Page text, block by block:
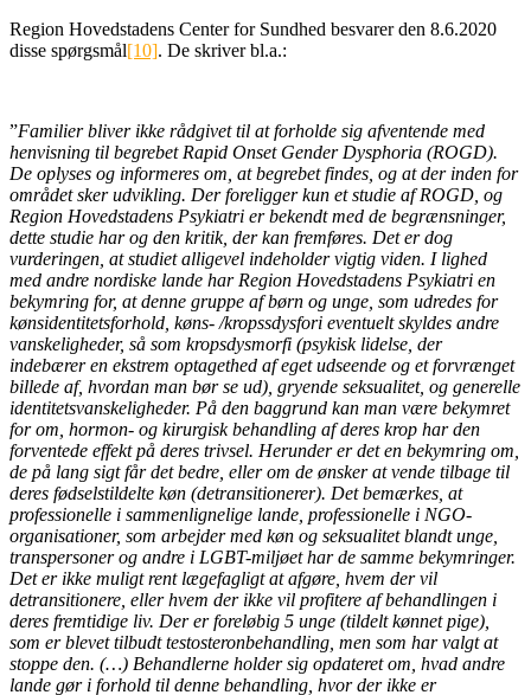
Region Hovedstadens Center for Sundhed besvarer den 8.6.2020
disse spørgsmål[10]. De skriver bl.a.:
”Familier bliver ikke rådgivet til at forholde sig afventende med
henvisning til begrebet Rapid Onset Gender Dysphoria (ROGD).
De oplyses og informeres om, at begrebet findes, og at der inden for
området sker udvikling. Der foreligger kun et studie af ROGD, og
Region Hovedstadens Psykiatri er bekendt med de begrænsninger,
dette studie har og den kritik, der kan fremføres. Det er dog
vurderingen, at studiet alligevel indeholder vigtig viden. I lighed
med andre nordiske lande har Region Hovedstadens Psykiatri en
bekymring for, at denne gruppe af børn og unge, som udredes for
kønsidentitetsforhold, køns- /kropssdysfori eventuelt skyldes andre
vanskeligheder, så som kropsdysmorfi (psykisk lidelse, der
indebærer en ekstrem optagethed af eget udseende og et forvrænget
billede af, hvordan man bør se ud), gryende seksualitet, og generelle
identitetsvanskeligheder. På den baggrund kan man være bekymret
for om, hormon- og kirurgisk behandling af deres krop har den
forventede effekt på deres trivsel. Herunder er det en bekymring om,
de på lang sigt får det bedre, eller om de ønsker at vende tilbage til
deres fødselstildelte køn (detransitionerer). Det bemærkes, at
professionelle i sammenlignelige lande, professionelle i NGO-
organisationer, som arbejder med køn og seksualitet blandt unge,
transpersoner og andre i LGBT-miljøet har de samme bekymringer.
Det er ikke muligt rent lægefagligt at afgøre, hvem der vil
detransitionere, eller hvem der ikke vil profitere af behandlingen i
deres fremtidige liv. Der er foreløbig 5 unge (tildelt kønnet pige),
som er blevet tilbudt testosteronbehandling, men som har valgt at
stoppe den. (…) Behandlerne holder sig opdateret om, hvad andre
lande gør i forhold til denne behandling, hvor der ikke er